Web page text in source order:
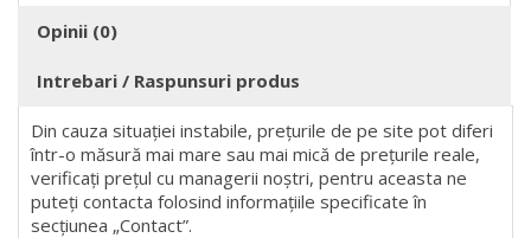
Opinii (0)
Intrebari / Raspunsuri produs
Din cauza situației instabile, prețurile de pe site pot diferi
într-o măsură mai mare sau mai mică de prețurile reale,
verificați prețul cu managerii noștri, pentru aceasta ne
puteți contacta folosind informațiile specificate în
secțiunea „Contact”.